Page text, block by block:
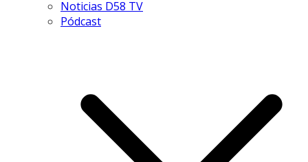
Noticias D58 TV
Pódcast